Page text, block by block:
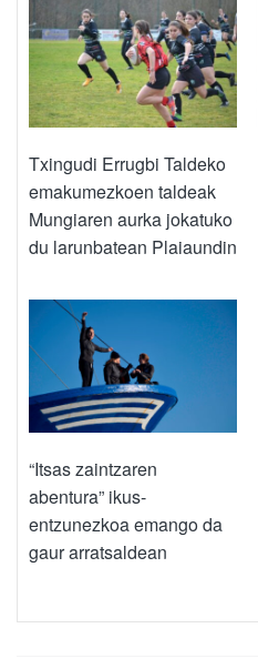
Txingudi Errugbi Taldeko
emakumezkoen taldeak
Mungiaren aurka jokatuko
du larunbatean Plaiaundin
“Itsas zaintzaren
abentura” ikus-
entzunezkoa emango da
gaur arratsaldean